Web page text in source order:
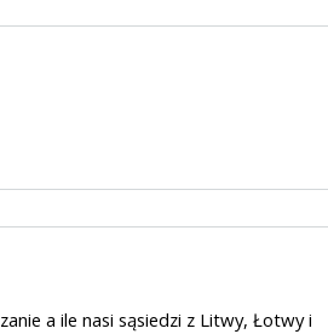
a ile nasi sąsiedzi z Litwy, Łotwy i